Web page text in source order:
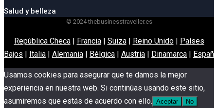
Salud y belleza
© 2024 thebusinesstraveller.es
República Checa| Francia| Suiza| Reino Unido|
Países
Bajos
Italia Alemania Bélgica Austria Dinamarca España
Usamos cookies para asegurar que te damos la mejor
experiencia en nuestra web. Si continúas usando este sitio,
asumiremos que estás de acuerdo con ello. Aceptar
No